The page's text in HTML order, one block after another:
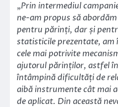
„Prin intermediul
ne-am propus să
pentru părinți, dar și
statisticile prezentate, am
cele mai potrivite
ajutorul părinților, astfel
întâmpină dificultăți de
aibă instrumente cât mai
de aplicat. Din această